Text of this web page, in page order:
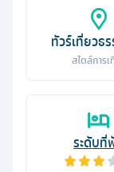
ทัวร์เที่ยวธ
สไตล์การเ
ระดับที่